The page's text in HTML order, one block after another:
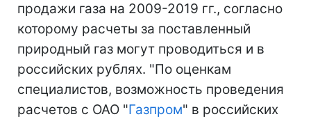
продажи газа на 2009-2019 гг., согласно
которому расчеты за поставленный
природный газ могут проводиться и в
российских рублях. "По оценкам
специалистов, возможность проведения
расчетов с ОАО "Газпром" в российских